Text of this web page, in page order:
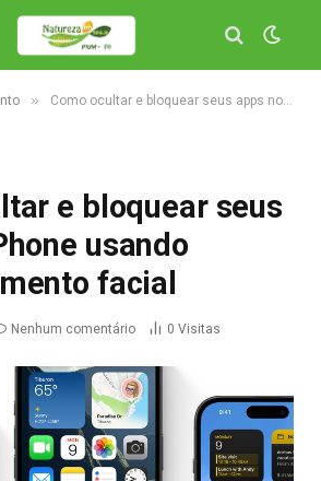
» Como ocultar e bloquear seus apps no iPhone usando reconhecimento facial
e bloquear seus
usando
facial
Nenhum comentário 0 Visitas